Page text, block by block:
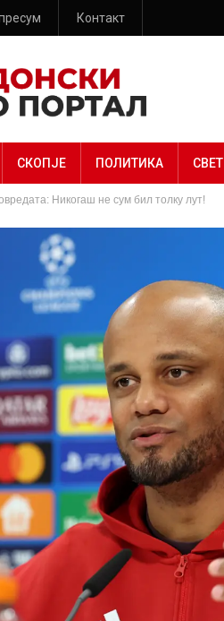
Контакт
СКОПЈЕ ПОЛИТИКА СВЕТ
Никогаш не сум бил толку лут!